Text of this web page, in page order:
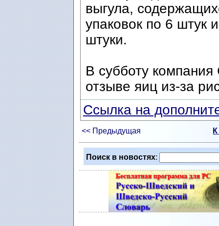
выгула,
упаковок по 6 штук
штуки.
В субботу
отзыве яиц из-за
Ссылка на
<< Предыдущая
Поиск в новостях: